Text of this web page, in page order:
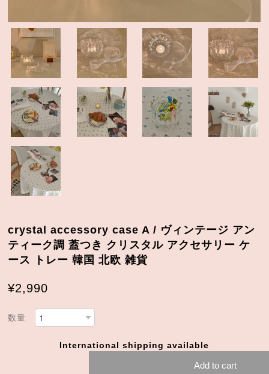
crystal accessory case A / ヴィンテージ アン
ティーク調 蓋つき クリスタル アクセサリー ケ
ース トレー 韓国 北欧 雑貨
¥2,990
数量
International shipping available
Add to cart